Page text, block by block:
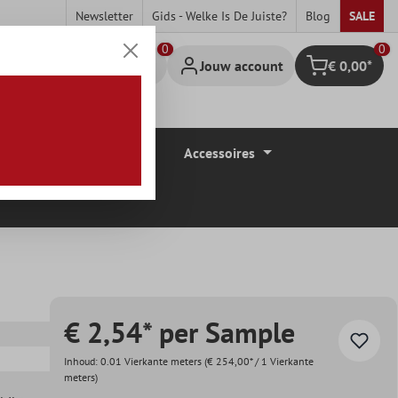
Newsletter Gids - Welke Is De Juiste? Blog SALE
Jouw account Winkelmandje
0
€ 0,00*
Accessoires
€ 2,54* per Sample
Inhoud: 0.01 Vierkante meters (€ 254,00* / 1 Vierkante
meters)